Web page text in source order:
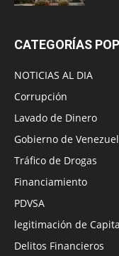
CATEGORÍAS
NOTICIAS AL DIA
Corrupción
Lavado de Dinero
Gobierno de
Tráfico de Drogas
Financiamiento
PDVSA
legitimación de
Delitos Financieros